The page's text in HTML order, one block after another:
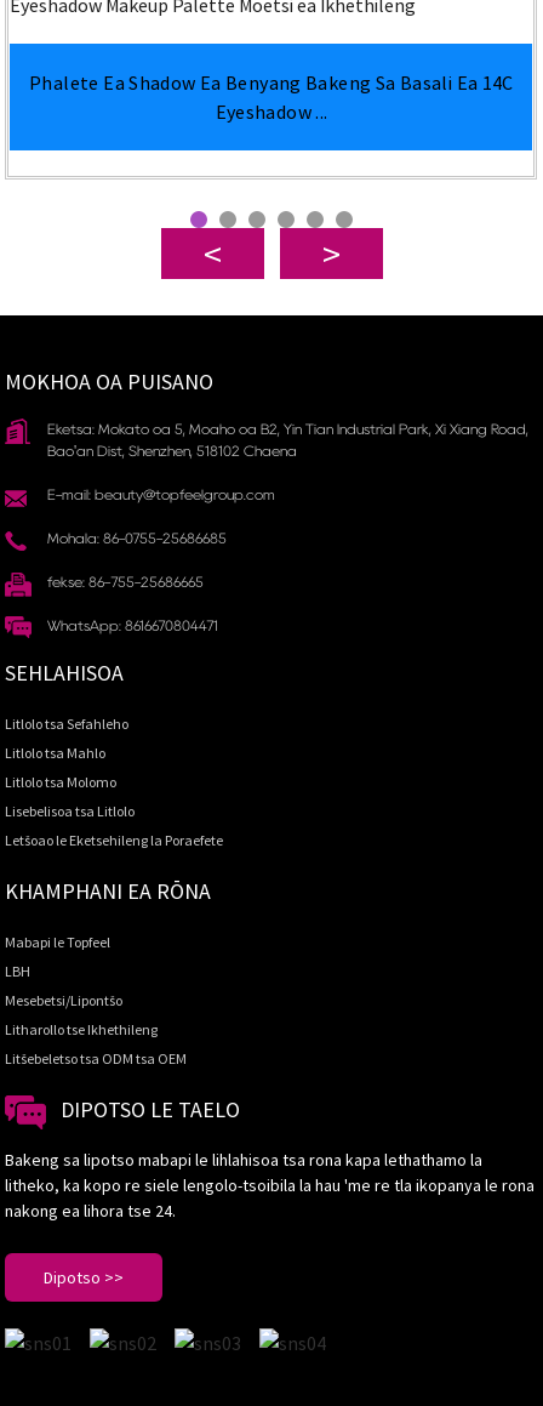
Phalete Ea Shadow Ea Benyang Bakeng Sa Basali Ea 14C
Eyeshadow ...
MOKHOA OA PUISANO
Eketsa: Mokato oa 5, Moaho oa B2, Yin Tian Industrial Park, Xi Xiang Road,
Bao'an Dist, Shenzhen, 518102 Chaena
E-mail: beauty@topfeelgroup.com
Mohala: 86-0755-25686685
fekse: 86-755-25686665
WhatsApp: 8616670804471
SEHLAHISOA
Litlolo tsa Sefahleho
Litlolo tsa Mahlo
Litlolo tsa Molomo
Lisebelisoa tsa Litlolo
Letšoao le Eketsehileng la Poraefete
KHAMPHANI EA RŌNA
Mabapi le Topfeel
LBH
Mesebetsi/Lipontšo
Litharollo tse Ikhethileng
Litšebeletso tsa ODM tsa OEM
DIPOTSO LE TAELO
Bakeng sa lipotso mabapi le lihlahisoa tsa rona kapa lethathamo la
litheko, ka kopo re siele lengolo-tsoibila la hau 'me re tla ikopanya le rona
nakong ea lihora tse 24.
Dipotso >>